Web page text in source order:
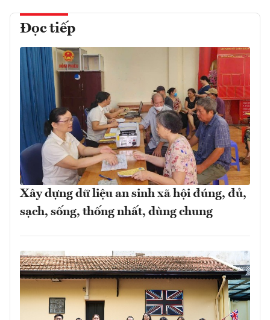
Đọc tiếp
Xây dựng dữ liệu an sinh xã hội đúng, đủ,
sạch, sống, thống nhất, dùng chung